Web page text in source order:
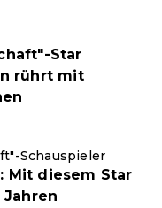
Star
rührt mit
Schauspieler
Mit diesem Star